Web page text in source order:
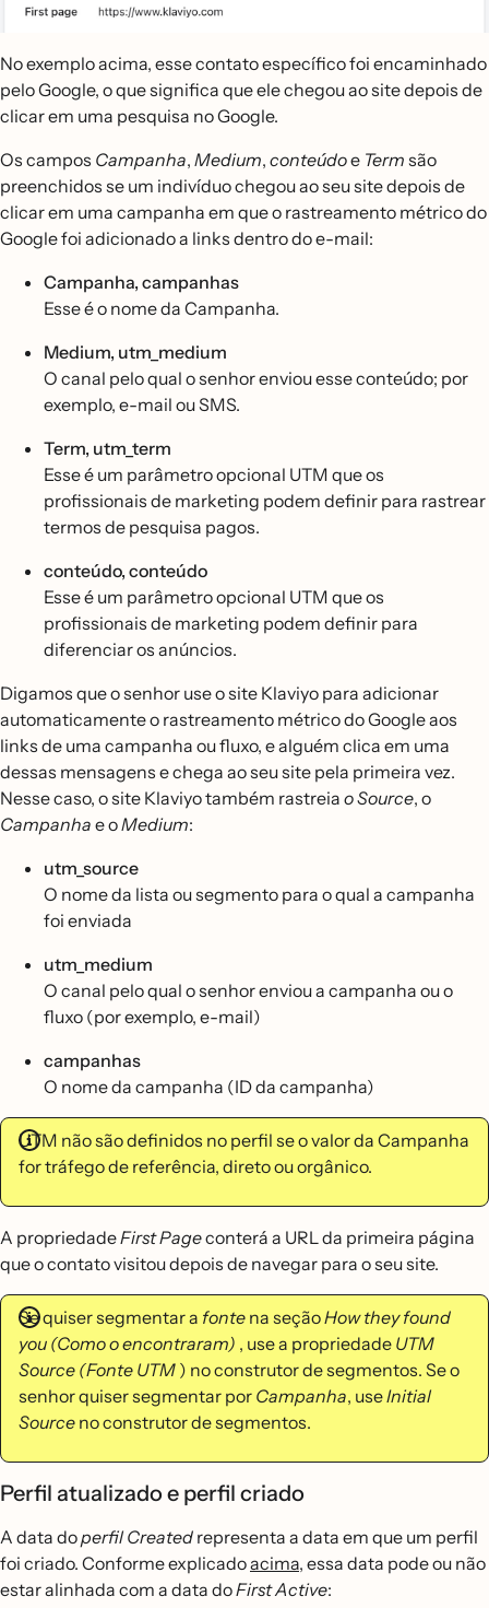
No exemplo acima, esse contato específico foi encaminhado
pelo Google, o que significa que ele chegou ao site depois de
clicar em uma pesquisa no Google.
Os campos Campanha, Medium, conteúdoe Term são
preenchidos se um indivíduo chegou ao seu site depois de
clicar em uma campanha em que o rastreamento métrico do
Google foi adicionado a links dentro do e-mail:
Campanha, campanhas
Esse é o nome da Campanha.
Medium, utm_medium
O canal pelo qual o senhor enviou esse conteúdo; por
exemplo, e-mail ou SMS.
Term, utm_term
Esse é um parâmetro opcional UTM que os
profissionais de marketing podem definir para rastrear
termos de pesquisa pagos.
conteúdo, conteúdo
Esse é um parâmetro opcional UTM que os
profissionais de marketing podem definir para
diferenciar os anúncios.
Digamos que o senhor use o site Klaviyo para adicionar
automaticamente o rastreamento métrico do Google aos
links de uma campanha ou fluxo, e alguém clica em uma
dessas mensagens e chega ao seu site pela primeira vez.
Nesse caso, o site Klaviyo também rastreia o Source, o
Campanha e oMedium:
utm_source
O nome da lista ou segmento para o qual a campanha
foi enviada
utm_medium
O canal pelo qual o senhor enviou a campanha ou o
fluxo (por exemplo, e-mail)
campanhas
O nome da campanha (ID da campanha)
UTM não são definidos no perfil se o valor da Campanha
for tráfego de referência, direto ou orgânico.
A propriedadeFirst Pageconterá a URL da primeira página
que o contato visitou depois de navegar para o seu site.
Se quiser segmentar a fonte na seçãoHow they found
you (Como o encontraram) , use a propriedade UTM
Source (Fonte UTM ) no construtor de segmentos. Se o
senhor quiser segmentar por Campanha, useInitial
Source no construtor de segmentos.
Perfil atualizado e perfil criado
A data doperfil Created representa a data em que um perfil
foi criado. Conforme explicadoacima, essa data pode ou não
estar alinhada com a data doFirst Active: